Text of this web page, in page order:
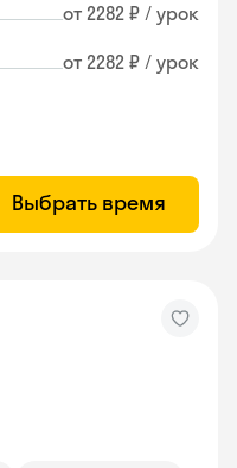
от 2282 ₽ / урок
от 2282 ₽ / урок
Выбрать время